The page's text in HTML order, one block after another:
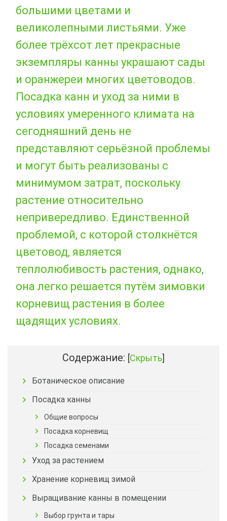
большими цветами и
великолепными листьями. Уже
более трёхсот лет прекрасные
экземпляры канны украшают сады
и оранжереи многих цветоводов.
Посадка канн и уход за ними в
условиях умеренного климата на
сегодняшний день не
представляют серьёзной проблемы
и могут быть реализованы с
минимумом затрат, поскольку
растение относительно
непривередливо. Единственной
проблемой, с которой столкнётся
цветовод, является
теплолюбивость растения, однако,
она легко решается путём зимовки
корневищ растения в более
щадящих условиях.
Содержание: [Скрыть]
Ботаническое описание
Посадка канны
Общие вопросы
Посадка корневищ
Посадка семенами
Уход за растением
Хранение корневищ зимой
Выращивание канны в помещении
Выбор грунта и тары